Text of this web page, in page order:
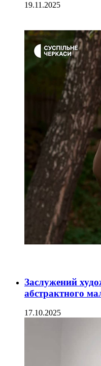
19.11.2025
Заслужений
абстрактного
17.10.2025